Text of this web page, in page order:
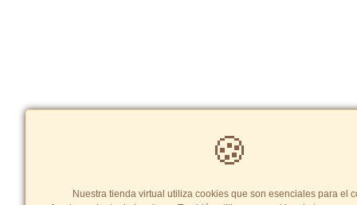
🍪
Nuestra tienda virtual utiliza cookies que son esenciales para el